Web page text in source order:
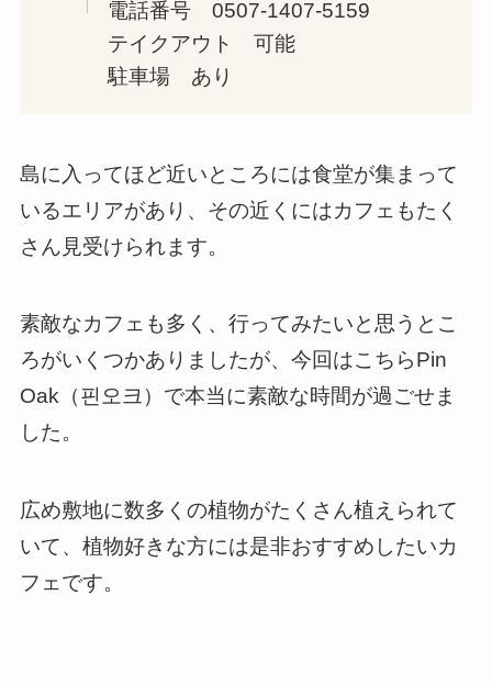
電話番号 0507-1407-5159
テイクアウト 可能
駐車場 あり
島に入ってほど近いところには食堂が集まって
いるエリアがあり、その近くにはカフェもたく
さん見受けられます。
素敵なカフェも多く、行ってみたいと思うとこ
ろがいくつかありましたが、今回はこちらPin
Oak（핀오크）で本当に素敵な時間が過ごせま
した。
広め敷地に数多くの植物がたくさん植えられて
いて、植物好きな方には是非おすすめしたいカ
フェです。